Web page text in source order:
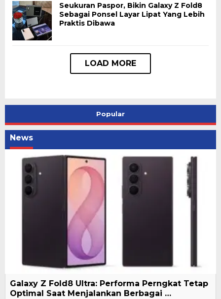
Seukuran Paspor, Bikin Galaxy Z Fold8
Sebagai Ponsel Layar Lipat Yang Lebih
Praktis Dibawa
Popular
News
Galaxy Z Fold8 Ultra: Performa Perngkat Tetap
Optimal Saat Menjalankan Berbagai …